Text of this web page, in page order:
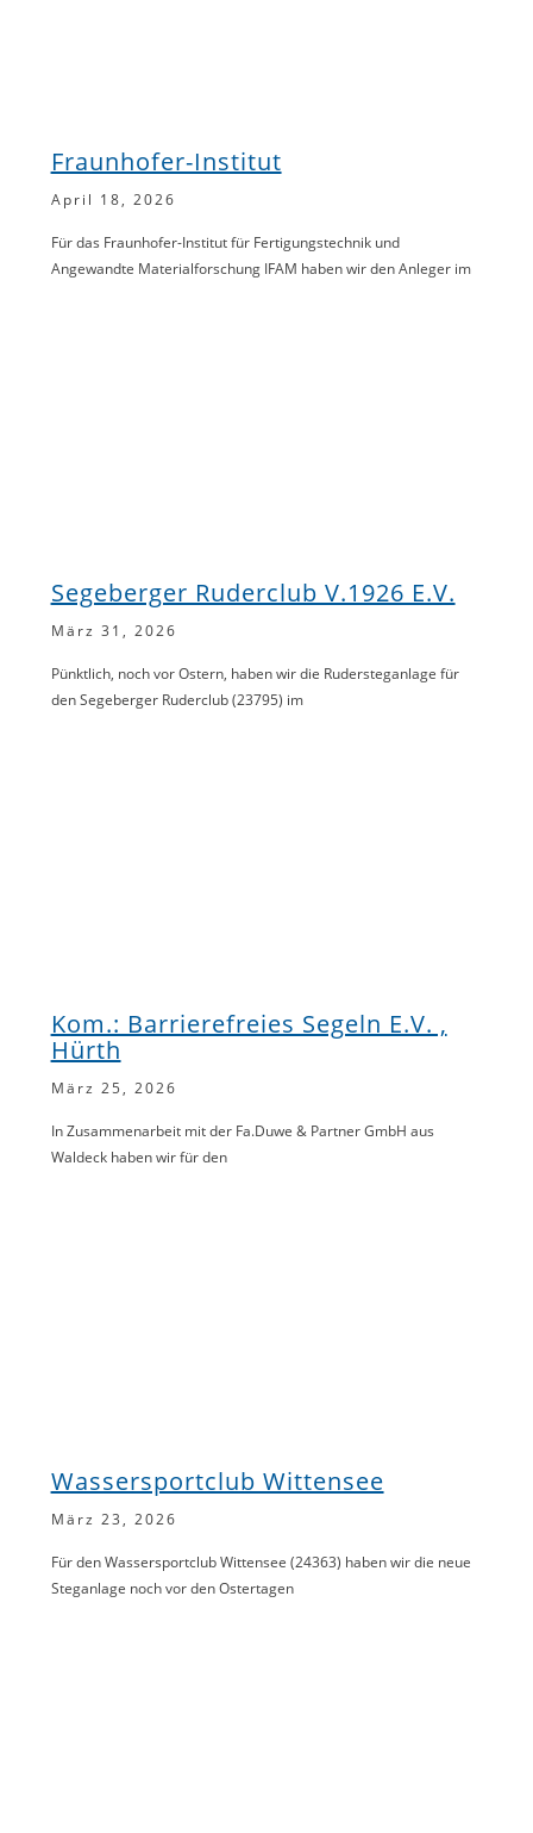
Fraunhofer-Institut
April 18, 2026
Für das Fraunhofer-Institut für Fertigungstechnik und
Angewandte Materialforschung IFAM haben wir den Anleger im
Segeberger Ruderclub V.1926 E.V.
März 31, 2026
Pünktlich, noch vor Ostern, haben wir die Rudersteganlage für
den Segeberger Ruderclub (23795) im
Kom.: Barrierefreies Segeln E.V. ,
Hürth
März 25, 2026
In Zusammenarbeit mit der Fa.Duwe & Partner GmbH aus
Waldeck haben wir für den
Wassersportclub Wittensee
März 23, 2026
Für den Wassersportclub Wittensee (24363) haben wir die neue
Steganlage noch vor den Ostertagen